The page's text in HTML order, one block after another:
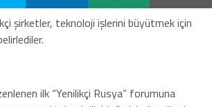
şirketler, teknoloji işlerini büyütmek için
ilk “Yenilikçi Rusya” forumuna